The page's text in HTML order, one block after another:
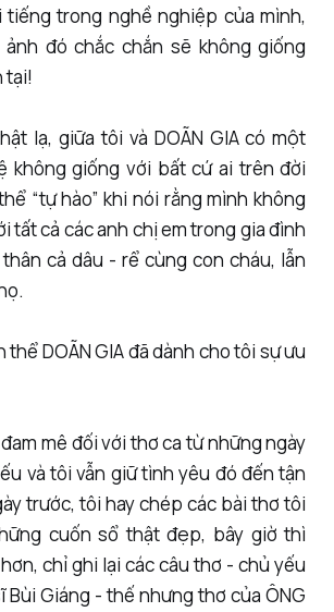
tiếng trong nghề nghiệp của mình,
đó chắc chắn sẽ không giống
tại!
lạ, giữa tôi và DOÃN GIA có một
không giống với bất cứ ai trên đời
“tự hào” khi nói rằng mình không
tất cả các anh chị em trong gia đình
cả dâu - rể cùng con cháu, lẫn
thể DOÃN GIA đã dành cho tôi sự ưu
mê đối với thơ ca từ những ngày
và tôi vẫn giữ tình yêu đó đến tận
trước, tôi hay chép các bài thơ tôi
cuốn sổ thật đẹp, bây giờ thì
hơn, chỉ ghi lại các câu thơ - chủ yếu
Bùi Giáng - thế nhưng thơ của ÔNG